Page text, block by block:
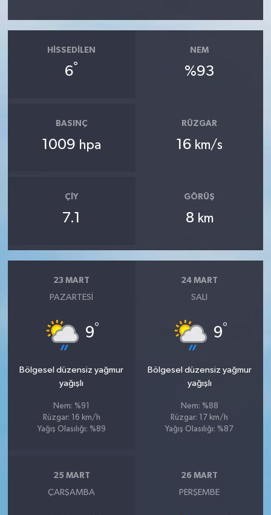
HISSEDILEN
6°
NEM
%93
BASINÇ
1009 hpa
RÜZGAR
16 km/s
ÇIY
7.1
GÖRÜŞ
8 km
23 MART
PAZARTESI
9°
Bölgesel düzensiz yağmur
yağışlı
Nem: %91
Rüzgar: 16 km/h
Yağış Olasılığı: %89
24 MART
SALI
9°
Bölgesel düzensiz yağmur
yağışlı
Nem: %88
Rüzgar: 17 km/h
Yağış Olasılığı: %87
25 MART
ÇARŞAMBA
26 MART
PERŞEMBE